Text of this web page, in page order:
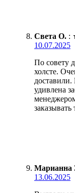
Света О. :
10.07.2025
По совету
холсте.
удивлена
Марианна
13.06.2025